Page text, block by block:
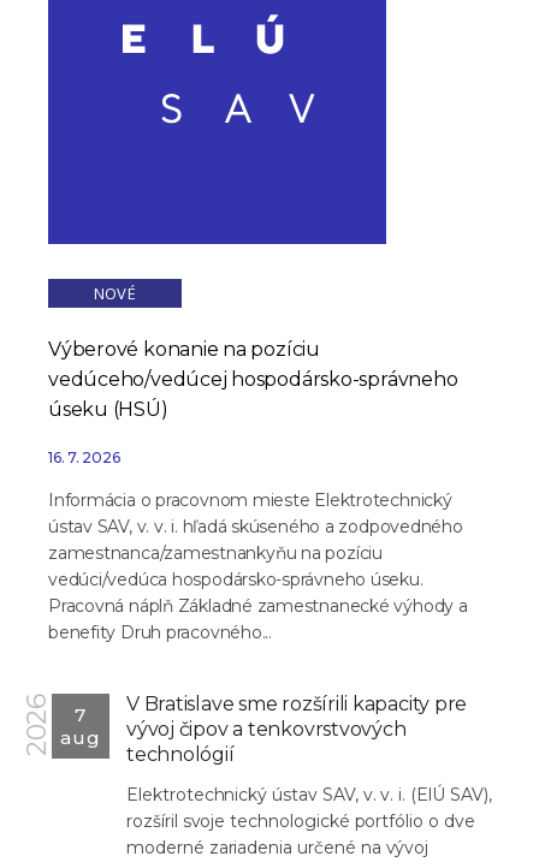
NOVÉ
Výberové konanie na pozíciu
vedúceho/vedúcej hospodársko-správneho
úseku (HSÚ)
16. 7. 2026
Informácia o pracovnom mieste Elektrotechnický
ústav SAV, v. v. i. hľadá skúseného a zodpovedného
zamestnanca/zamestnankyňu na pozíciu
vedúci/vedúca hospodársko-správneho úseku.
Pracovná náplň Základné zamestnanecké výhody a
benefity Druh pracovného...
2026
7
aug
V Bratislave sme rozšírili kapacity pre
vývoj čipov a tenkovrstvových
technológií
Elektrotechnický ústav SAV, v. v. i. (ElÚ SAV),
rozšíril svoje technologické portfólio o dve
moderné zariadenia určené na vývoj